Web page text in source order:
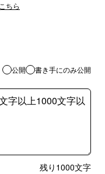
こちら
公開 書き手にのみ公開
残り 1000文字